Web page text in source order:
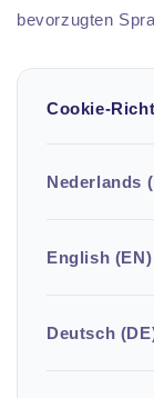
bevorzugten
Cookie-
Nederlands
English (EN)
Deutsch